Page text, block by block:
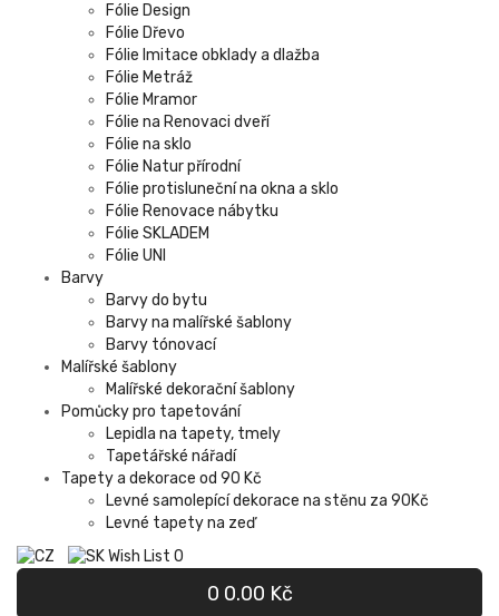
Fólie Design
Fólie Dřevo
Fólie Imitace obklady a dlažba
Fólie Metráž
Fólie Mramor
Fólie na Renovaci dveří
Fólie na sklo
Fólie Natur přírodní
Fólie protisluneční na okna a sklo
Fólie Renovace nábytku
Fólie SKLADEM
Fólie UNI
Barvy
Barvy do bytu
Barvy na malířské šablony
Barvy tónovací
Malířské šablony
Malířské dekorační šablony
Pomůcky pro tapetování
Lepidla na tapety, tmely
Tapetářské nářadí
Tapety a dekorace od 90 Kč
Levné samolepící dekorace na stěnu za 90Kč
Levné tapety na zeď
Wish List 0
0 0.00 Kč